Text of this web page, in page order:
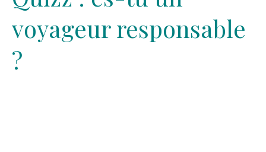
voyageur responsable
?